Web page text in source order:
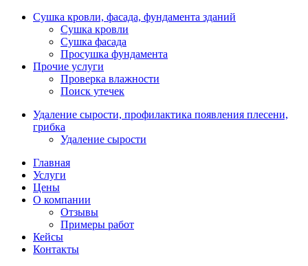
Сушка кровли, фасада, фундамента зданий
Сушка кровли
Сушка фасада
Просушка фундамента
Прочие услуги
Проверка влажности
Поиск утечек
Удаление сырости, профилактика появления плесени,
грибка
Удаление сырости
Главная
Услуги
Цены
О компании
Отзывы
Примеры работ
Кейсы
Контакты